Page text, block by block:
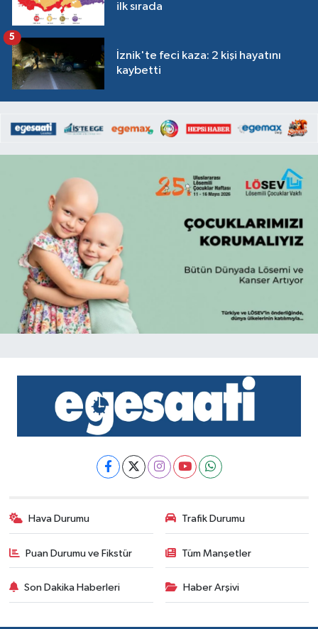
ilk sırada
İznik'te feci kaza: 2 kişi hayatını
kaybetti
5
Hava Durumu Trafik Durumu
Puan Durumu ve Fikstür Tüm Manşetler
Son Dakika Haberleri Haber Arşivi